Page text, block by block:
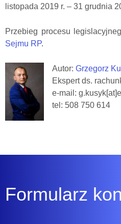
listopada 2019 r. – 31 grudnia
Przebieg procesu
Sejmu RP.
Autor: Grzegorz
Ekspert ds.
e-mail:
tel: 508 750 614
Formularz